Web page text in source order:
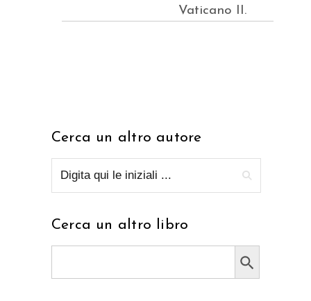
Vaticano II.
Cerca un altro autore
Cerca un altro libro
Search Button